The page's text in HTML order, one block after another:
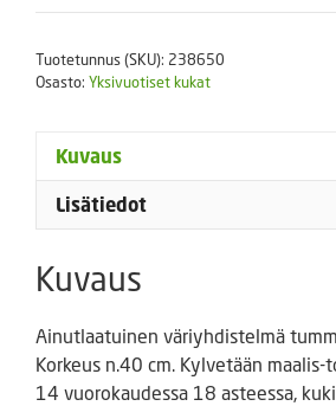
Tapestry
määrä
Tuotetunnus (SKU): 238650
Osasto: Yksivuotiset kukat
Kuvaus
Lisätiedot
Kuvaus
Ainutlaatuinen väriyhdistelmä
Korkeus n.40 cm. Kylvetään maalis-
14 vuorokaudessa 18 asteessa,